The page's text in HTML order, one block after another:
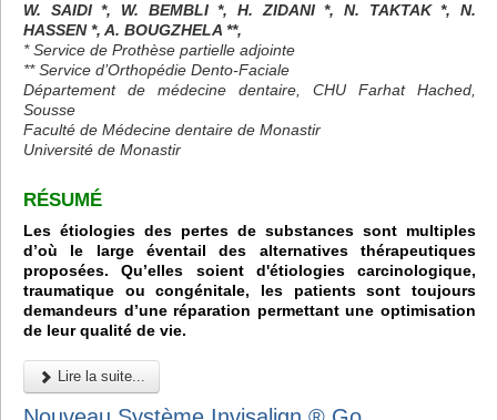
W. SAIDI *, W. BEMBLI *, H. ZIDANI *, N. TAKTAK *, N.
HASSEN *, A. BOUGZHELA **,
* Service de Prothèse partielle adjointe
** Service d’Orthopédie Dento-Faciale
Département de médecine dentaire, CHU Farhat Hached,
Sousse
Faculté de Médecine dentaire de Monastir
Université de Monastir
RÉSUMÉ
Les étiologies des pertes de substances sont multiples
d’où le large éventail des alternatives thérapeutiques
proposées. Qu’elles soient d'étiologies carcinologique,
traumatique ou congénitale, les patients sont toujours
demandeurs d’une réparation permettant une optimisation
de leur qualité de vie.
Lire la suite...